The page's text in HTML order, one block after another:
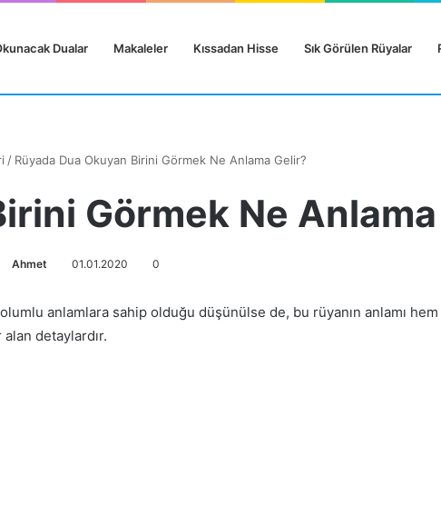
Dualar Makaleler Kıssadan Hisse Sık Görülen Rüyalar
/ Rüyada Dua Okuyan Birini Görmek Ne Anlama Gelir?
Görmek Ne
Ahmet 01.01.2020 0
anlamlara sahip olduğu düşünülse de, bu rüyanın anlamı
detaylardır.